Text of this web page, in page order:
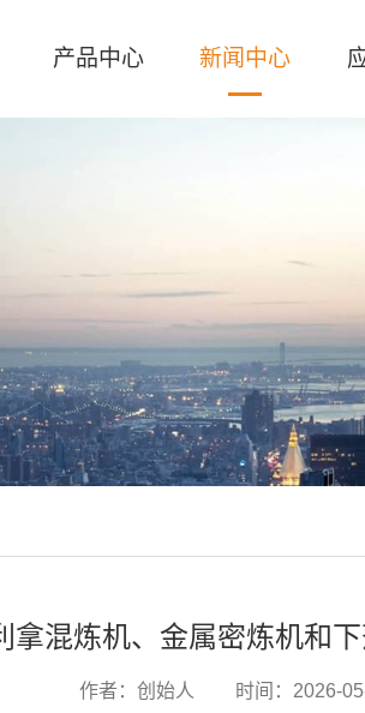
产品中心 新闻中心
拿混炼机、金属密炼机和
作者：创始人 时间：2026-